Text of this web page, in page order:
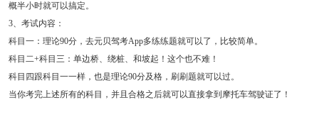
概半小时就可以搞定。
3、考试内容：
科目一：理论90分，去元贝驾考App多练练题就可以了，比较简单。
科目二+科目三：单边桥、绕桩、和坡起！这个也不难！
科目四跟科目一一样，也是理论90分及格，刷刷题就可以过。
当你考完上述所有的科目，并且合格之后就可以直接拿到摩托车驾驶证了！